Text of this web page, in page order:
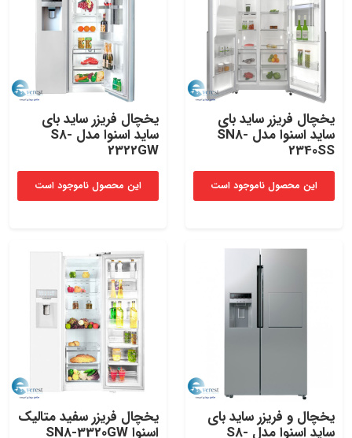
یخچال فریزر ساید بای
ساید اسنوا مدل SN8-
2340SS
این محصول ناموجود است
یخچال فریزر ساید بای
ساید اسنوا مدل S8-
2322GW
این محصول ناموجود است
یخچال و فریزر ساید بای
ساید اسنوا مدل S8-
یخچال فریزر سفید متالیک
اسنوا SN8-3320GW